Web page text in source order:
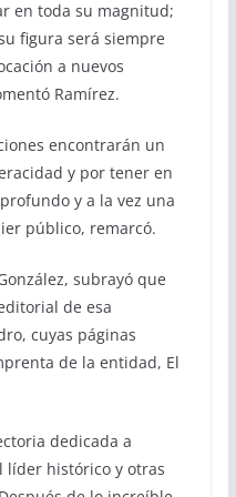
en toda su magnitud;
figura será siempre
a nuevos
Ramírez.
encontrarán un
y por tener en
y a la vez una
público, remarcó.
subrayó que
de esa
cuyas páginas
de la entidad, El
dedicada a
líder histórico y otras